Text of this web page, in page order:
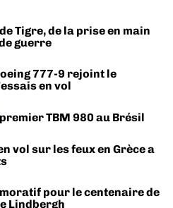
Tigre, de la prise en main
guerre
777-9 rejoint le
en vol
TBM 980 au Brésil
vol sur les feux en Grèce a
pour le centenaire de
Lindbergh